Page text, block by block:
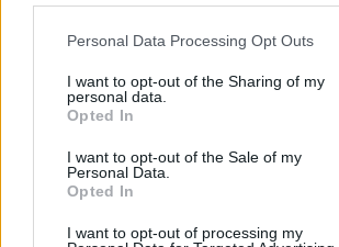
Please note that this website/app uses one
not limited to your visit or usage behaviour.
grant or deny consent to Google and its
use your data for below specified purposes
consent section.
Personal Data Processing Opt Outs
I want to opt-out of the Sharing of my
personal data.
Opted In
I want to opt-out of the Sale of my
Personal Data.
Opted In
I want to opt-out of processing my
παιδιών από την παραλλαγή Όμικρον
συμπτώματα, επισημαίνεται στη μελέτη.
Το εμβόλιο mRNA των Pfizer-BionTech
έλαβε στις 12 Μαΐου 2021 την έγκριση
Συμβουλευτικής Επιτροπής για τις